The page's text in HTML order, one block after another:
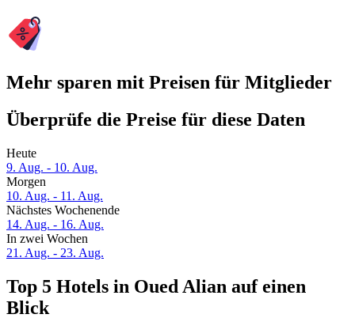
Mehr sparen mit Preisen für Mitglieder
Überprüfe die Preise für diese Daten
Heute
9. Aug. - 10. Aug.
Morgen
10. Aug. - 11. Aug.
Nächstes Wochenende
14. Aug. - 16. Aug.
In zwei Wochen
21. Aug. - 23. Aug.
Top 5 Hotels in Oued Alian auf einen
Blick